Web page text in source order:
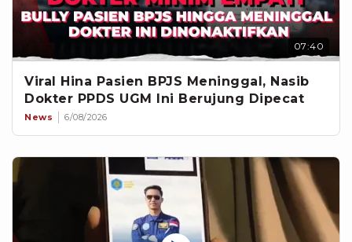
07:40
Viral Hina Pasien BPJS Meninggal, Nasib
Dokter PPDS UGM Ini Berujung Dipecat
News 6/08/2026